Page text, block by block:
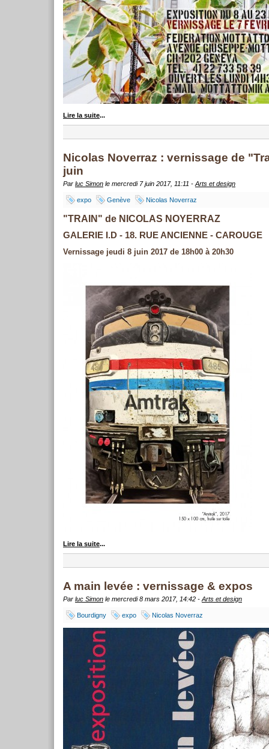
Lire la suite...
Nicolas Noverraz : vernissage de
juin
Par luc Simon le mercredi 7 juin 2017, 11:11 -Arts et design
expo Genève Nicolas Noverraz
"TRAIN" de NICOLAS NOYERRAZ
GALERIE I.D - 18. RUE ANCIENNE - CAROUGE
Vernissage jeudi 8 juin 2017 de 18h00 à 20h30
Lire la suite...
A main levée : vernissage & expos
Par luc Simon le mercredi 8 mars 2017, 14:42 - Arts et design
Bourdigny expo Nicolas Noverraz